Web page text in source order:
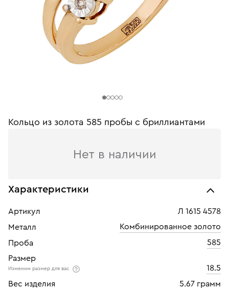
Кольцо из золота 585 пробы с бриллиантами
Нет в наличии
Характеристики
Артикул
Л 1615 4578
Металл
Комбинированное золото
Проба
585
Размер
Изменим размер для вас
18.5
Вес изделия
5.67 грамм